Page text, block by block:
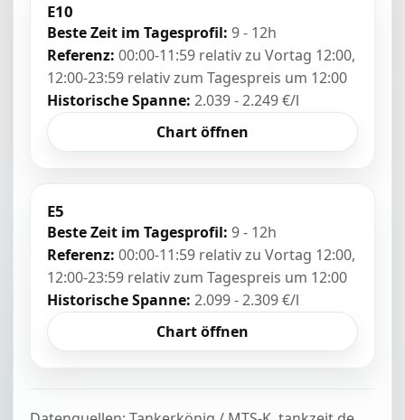
E10
Beste Zeit im Tagesprofil: 9 - 12h
Referenz: 00:00-11:59 relativ zu Vortag 12:00,
12:00-23:59 relativ zum Tagespreis um 12:00
Historische Spanne: 2.039 - 2.249 €/l
Chart öffnen
E5
Beste Zeit im Tagesprofil: 9 - 12h
Referenz: 00:00-11:59 relativ zu Vortag 12:00,
12:00-23:59 relativ zum Tagespreis um 12:00
Historische Spanne: 2.099 - 2.309 €/l
Chart öffnen